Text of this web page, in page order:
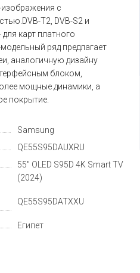
изображения с
T2, DVB-S2 и
для карт платного
ряд предлагает
аналогичную дизайну
блоком,
мощные динамики, а
покрытие.
Samsung
QE55S95DAUXRU
55" OLED S95D 4K Smart TV
(2024)
QE55S95DATXXU
Египет